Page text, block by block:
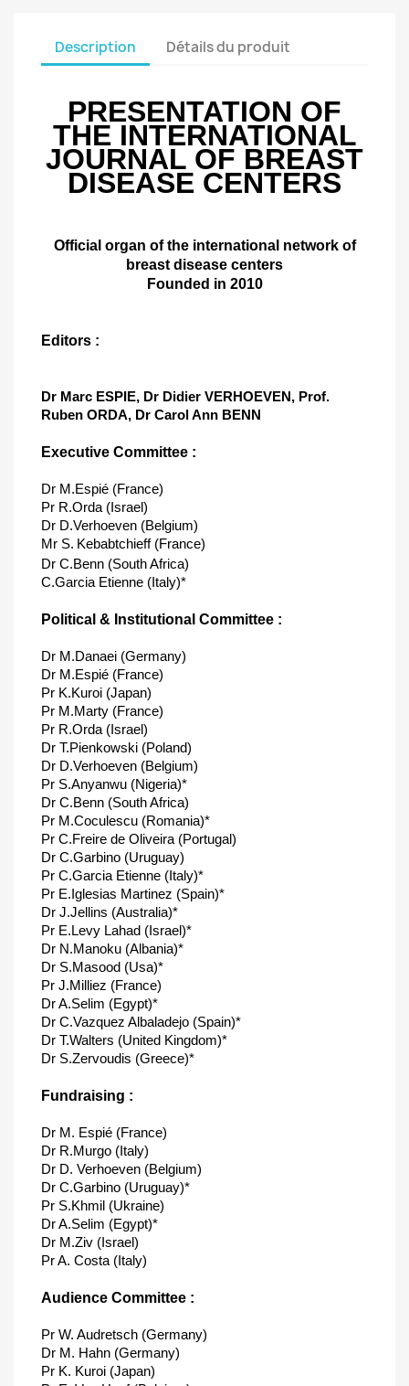
Description Détails du produit
PRESENTATION OF
THE INTERNATIONAL
JOURNAL OF BREAST
DISEASE CENTERS
Official organ of the international network of
breast disease centers
Founded in 2010
Editors :
Dr Marc ESPIE, Dr Didier VERHOEVEN, Prof.
Ruben ORDA, Dr Carol Ann BENN
Executive Committee :
Dr M.Espié (France)
Pr R.Orda (Israel)
Dr D.Verhoeven (Belgium)
Mr S. Kebabtchieff (France)
Dr C.Benn (South Africa)
C.Garcia Etienne (Italy)*
Political & Institutional Committee :
Dr M.Danaei (Germany)
Dr M.Espié (France)
Pr K.Kuroi (Japan)
Pr M.Marty (France)
Pr R.Orda (Israel)
Dr T.Pienkowski (Poland)
Dr D.Verhoeven (Belgium)
Pr S.Anyanwu (Nigeria)*
Dr C.Benn (South Africa)
Pr M.Coculescu (Romania)*
Pr C.Freire de Oliveira (Portugal)
Dr C.Garbino (Uruguay)
Pr C.Garcia Etienne (Italy)*
Pr E.Iglesias Martinez (Spain)*
Dr J.Jellins (Australia)*
Pr E.Levy Lahad (Israel)*
Dr N.Manoku (Albania)*
Dr S.Masood (Usa)*
Pr J.Milliez (France)
Dr A.Selim (Egypt)*
Dr C.Vazquez Albaladejo (Spain)*
Dr T.Walters (United Kingdom)*
Dr S.Zervoudis (Greece)*
Fundraising :
Dr M. Espié (France)
Dr R.Murgo (Italy)
Dr D. Verhoeven (Belgium)
Dr C.Garbino (Uruguay)*
Pr S.Khmil (Ukraine)
Dr A.Selim (Egypt)*
Dr M.Ziv (Israel)
Pr A. Costa (Italy)
Audience Committee :
Pr W. Audretsch (Germany)
Dr M. Hahn (Germany)
Pr K. Kuroi (Japan)